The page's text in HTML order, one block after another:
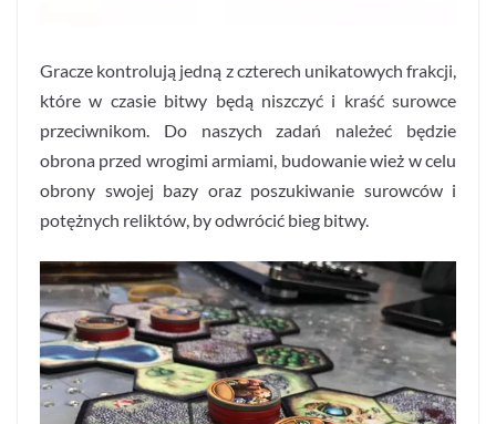
Gracze kontrolują jedną z czterech unikatowych frakcji,
które w czasie bitwy będą niszczyć i kraść surowce
przeciwnikom. Do naszych zadań należeć będzie
obrona przed wrogimi armiami, budowanie wież w celu
obrony swojej bazy oraz poszukiwanie surowców i
potężnych reliktów, by odwrócić bieg bitwy.